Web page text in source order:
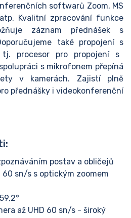
softwarů Zoom, MS
atp. Kvalitní zpracování funkce
záznam přednášek s
také propojení s
procesor pro propojení s
s mikrofonem přepíná
v kamerách. Zajistí plně
přednášky i videokonferenční
postav a obličejů
60 sn/s s optickým zoomem
až UHD 60 sn/s - široký